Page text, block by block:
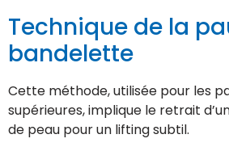
Technique de la
bandelette
Cette méthode, utilisée pour les
supérieures, implique le retrait
de peau pour un lifting subtil.